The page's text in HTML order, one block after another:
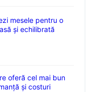
mesele pentru o
și echilibrată
oferă cel mai bun
și costuri